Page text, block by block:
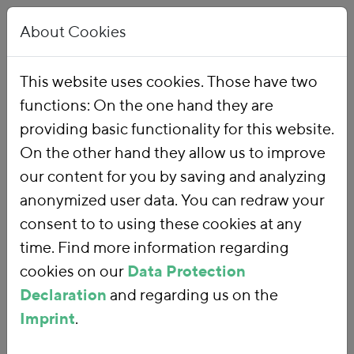
Our Work Topics Environmental Financial Reform
Environmental
Financial Reform
With an environmental financial
reform
About Cookies
This website uses cookies. Those have two
functions: On the one hand they are
providing basic functionality for this website.
On the other hand they allow us to improve
our content for you by saving and analyzing
anonymized user data. You can redraw your
consent to to using these cookies at any
time. Find more information regarding
cookies on our Data Protection
Declaration and regarding us on the
Imprint.